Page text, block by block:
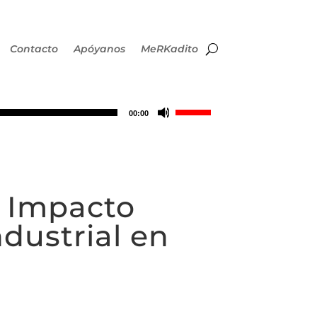
Contacto Apóyanos MeRKadito
00:00
Utiliza
Impacto
en